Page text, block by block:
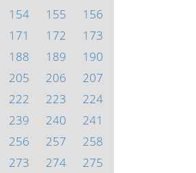
154 155
156
171 172
173
188 189
190
205 206
207
222 223
224
239 240
241
256 257
258
273 274 275